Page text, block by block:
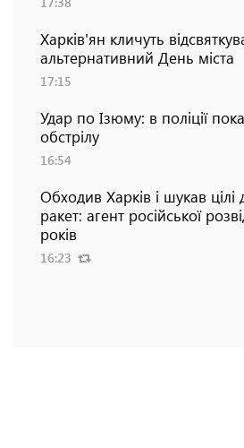
Харків'ян кличуть
альтернативний День міста
17:15
Удар по Ізюму: в поліції
обстрілу
16:54
Обходив Харків і шукав цілі
ракет: агент російської
років
16:23